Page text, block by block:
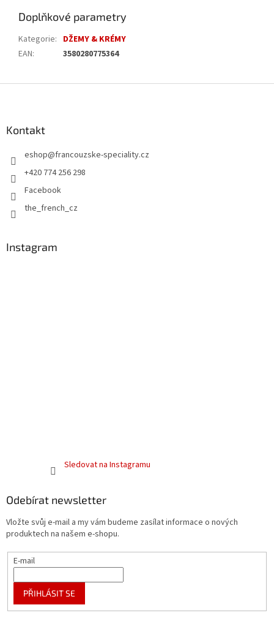
Doplňkové parametry
Kategorie: DŽEMY & KRÉMY
EAN: 3580280775364
Kontakt
eshop@francouzske-speciality.cz
+420 774 256 298
Facebook
the_french_cz
Instagram
Sledovat na Instagramu
Odebírat newsletter
Vložte svůj e-mail a my vám budeme zasílat informace o nových
produktech na našem e-shopu.
E-mail
PŘIHLÁSIT SE